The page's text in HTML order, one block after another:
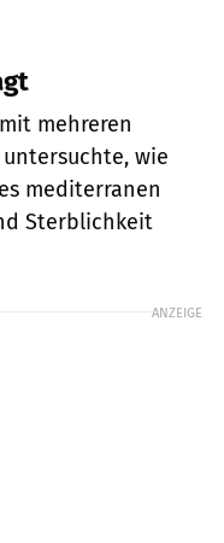
mit mehreren
wie
mediterranen
Sterblichkeit
ANZEIGE